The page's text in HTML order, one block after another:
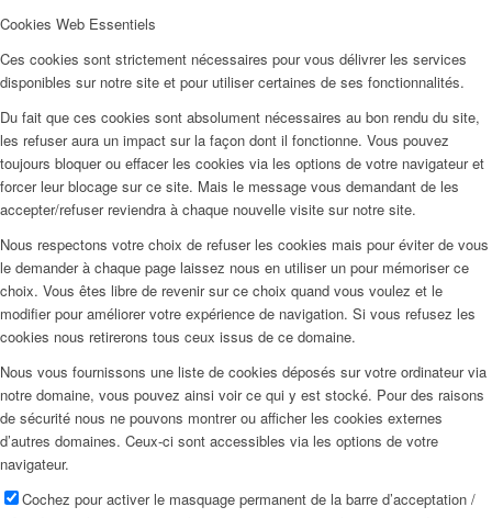
Cookies Web Essentiels
Ces cookies sont strictement nécessaires pour vous délivrer les services
disponibles sur notre site et pour utiliser certaines de ses fonctionnalités.
Du fait que ces cookies sont absolument nécessaires au bon rendu du site,
les refuser aura un impact sur la façon dont il fonctionne. Vous pouvez
toujours bloquer ou effacer les cookies via les options de votre navigateur et
forcer leur blocage sur ce site. Mais le message vous demandant de les
accepter/refuser reviendra à chaque nouvelle visite sur notre site.
Nous respectons votre choix de refuser les cookies mais pour éviter de vous
le demander à chaque page laissez nous en utiliser un pour mémoriser ce
choix. Vous êtes libre de revenir sur ce choix quand vous voulez et le
modifier pour améliorer votre expérience de navigation. Si vous refusez les
cookies nous retirerons tous ceux issus de ce domaine.
Nous vous fournissons une liste de cookies déposés sur votre ordinateur via
notre domaine, vous pouvez ainsi voir ce qui y est stocké. Pour des raisons
de sécurité nous ne pouvons montrer ou afficher les cookies externes
d’autres domaines. Ceux-ci sont accessibles via les options de votre
navigateur.
Cochez pour activer le masquage permanent de la barre d’acceptation /